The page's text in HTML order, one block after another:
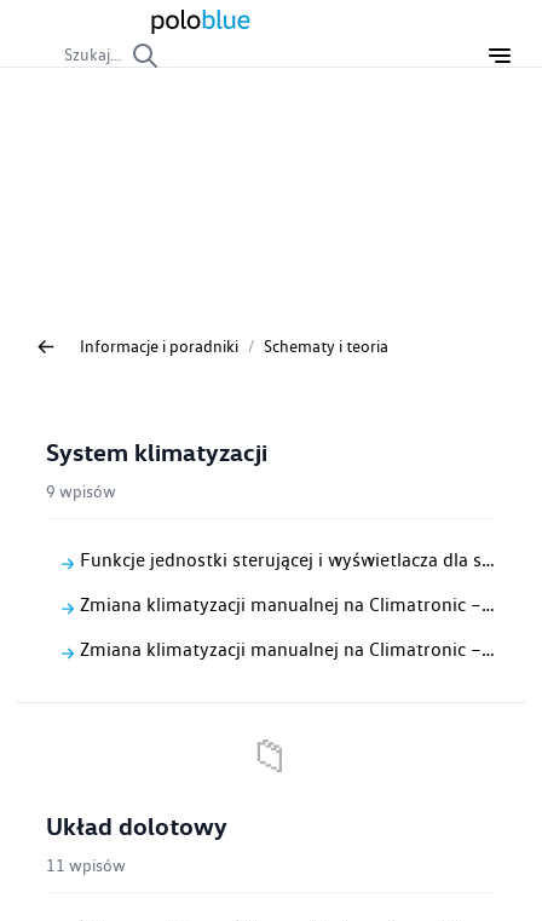
Szukaj...
Informacje i poradniki / Schematy i teoria
System klimatyzacji
9 wpisów
Funkcje jednostki sterującej i wyświetlacza dla systemu klimatyzacji Climatronic -E87- z jednostką sterującą Climatronic -J255-
Zmiana klimatyzacji manualnej na Climatronic – część 5: Instalacja czujnika G191
Zmiana klimatyzacji manualnej na Climatronic – część 4: instalacja nowych wiązek
📁
Układ dolotowy
11 wpisów